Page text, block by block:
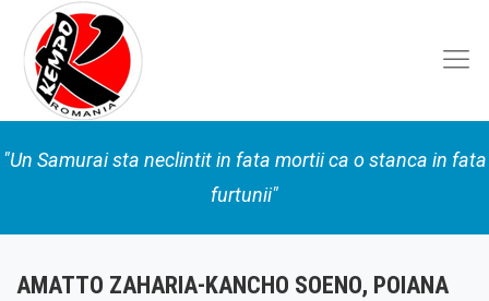
"Un Samurai sta neclintit in fata mortii ca o stanca in fata
furtunii"
AMATTO ZAHARIA-KANCHO SOENO, POIANA